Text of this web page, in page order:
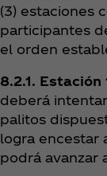
(3) estaciones
participantes
el orden
8.2.1. Estación
deberá
palitos
logra encestar
podrá avanzar